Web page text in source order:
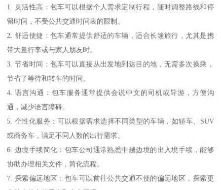
1. 灵活性高：包车可以根据个人需求定制行程，随时调整路线和停
留时间，不受公共交通时间表的限制。
2. 舒适便捷：包车通常提供舒适的车辆，适合长途旅行，尤其是携
带大量行李或与家人朋友时。
3. 节省时间：包车可以直接从出发地到达目的地，无需多次换乘，
节省了等待和转车的时间。
4. 语言沟通：包车服务通常提供会说中文的司机或导游，方便沟
通，减少语言障碍。
5. 个性化服务：可以根据需求选择不同类型的车辆，如轿车、SUV
或商务车，满足不同人数的出行需求。
6. 边境手续简化：包车公司通常熟悉中越边境的出入境手续，能够
协助办理相关文件，简化流程。
7. 探索偏远地区：包车可以前往公共交通不便的偏远地区，探索更